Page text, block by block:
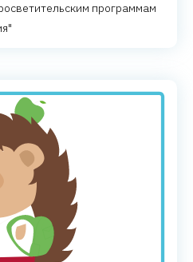
программам